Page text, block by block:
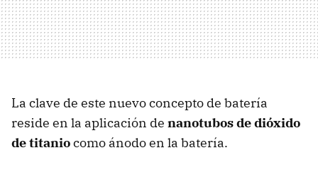
La clave de este nuevo concepto de batería
reside en la aplicación de nanotubos de dióxido
de titaniocomo ánodo en la batería.